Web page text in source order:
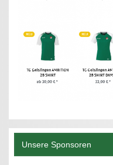
Unsere Sponsoren